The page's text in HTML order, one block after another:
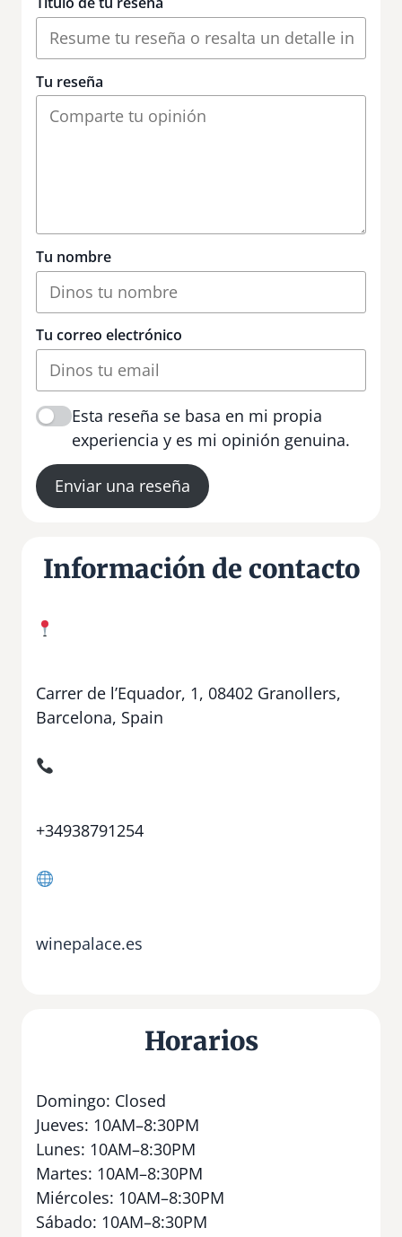
Tu reseña
Tu nombre
Tu correo electrónico
Esta reseña se basa en mi propia
experiencia y es mi opinión genuina.
Enviar una reseña
Información de contacto
Carrer de l’Equador, 1, 08402 Granollers,
Barcelona, Spain
+34938791254
winepalace.es
Horarios
Domingo: Closed
Jueves: 10AM–8:30PM
Lunes: 10AM–8:30PM
Martes: 10AM–8:30PM
Miércoles: 10AM–8:30PM
Sábado: 10AM–8:30PM